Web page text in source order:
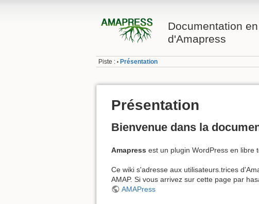
Documentation
d'Amapress
Piste : • Présentation
Présentation
Bienvenue dans la
Amapress est un plugin WordPress en libre
Ce wiki s'adresse aux utilisateurs.trices
AMAP. Si vous arrivez sur cette page par
AMAPress